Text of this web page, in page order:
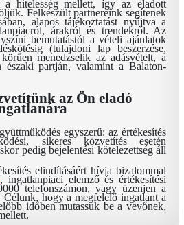
a hitelesség mellett, így az eladott
Felkészült partnereink segítenek
alapos tájékoztatást nyújtva a
árakról és trendekről. Az
bemutatástól a vételi ajánlatok
(tulajdoni lap beszerzése,
menedzselik az adásvételt, a
partján, valamint a Balaton-
az Ön eladó
egyszerű: az értékesítés
sikeres közvetítés esetén
pedig bejelentési kötelezettség áll
elindításáért hívja bizalommal
, ingatlanpiaci elemző és értékesítési
telefonszámon, vagy üzenjen a
Célunk, hogy a megfelelő ingatlant a
időben mutassuk be a vevőnek,